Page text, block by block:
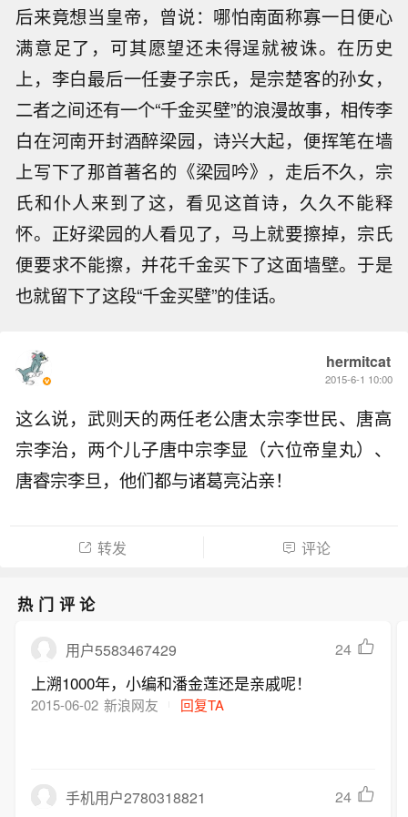
后来竟想当皇帝，曾说：哪怕南面称寡一日便心
满意足了，可其愿望还未得逞就被诛。在历史
上，李白最后一任妻子宗氏，是宗楚客的孙女，
二者之间还有一个“千金买壁”的浪漫故事，相传李
白在河南开封酒醉梁园，诗兴大起，便挥笔在墙
上写下了那首著名的《梁园吟》，走后不久，宗
氏和仆人来到了这，看见这首诗，久久不能释
怀。正好梁园的人看见了，马上就要擦掉，宗氏
便要求不能擦，并花千金买下了这面墙壁。于是
也就留下了这段“千金买壁”的佳话。
hermitcat
2015-6-1 10:00
这么说，武则天的两任老公唐太宗李世民、唐高
宗李治，两个儿子唐中宗李显（六位帝皇丸）、
唐睿宗李旦，他们都与诸葛亮沾亲！
转发 评论
热门评论
用户5583467429 24
上溯1000年，小编和潘金莲还是亲戚呢！
2015-06-02 新浪网友 回复TA
手机用户2780318821 24